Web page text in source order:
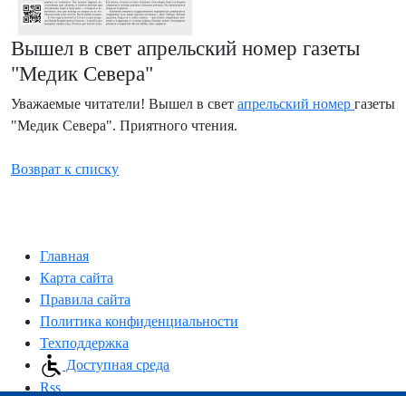
Вышел в свет апрельский номер газеты
"Медик Севера"
Уважаемые читатели! Вышел в свет апрельский номер газеты
"Медик Севера". Приятного чтения.
Возврат к списку
Главная
Карта сайта
Правила сайта
Политика конфиденциальности
Техподдержка
Доступная среда
Rss